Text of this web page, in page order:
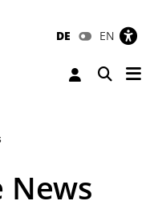
DE EN
Toggle
News